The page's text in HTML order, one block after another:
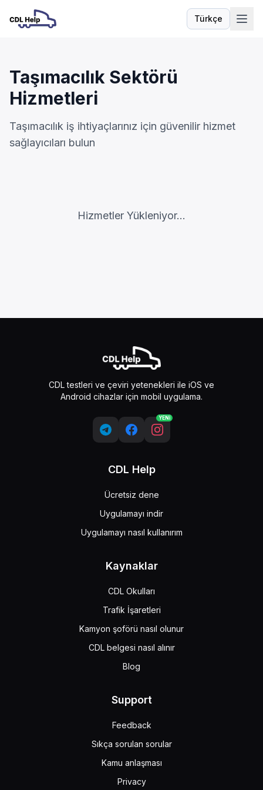
Türkçe
Dil
Taşımacılık Sektörü
Hizmetleri
Taşımacılık iş ihtiyaçlarınız için güvenilir hizmet
sağlayıcıları bulun
Hizmetler Yükleniyor...
CDL testleri ve çeviri yetenekleri ile iOS ve
Android cihazlar için mobil uygulama.
YENİ
CDL Help
Ücretsiz dene
Uygulamayı indir
Uygulamayı nasıl kullanırım
Kaynaklar
CDL Okulları
Trafik İşaretleri
Kamyon şoförü nasıl olunur
CDL belgesi nasıl alınır
Blog
Support
Feedback
Sıkça sorulan sorular
Kamu anlaşması
Privacy